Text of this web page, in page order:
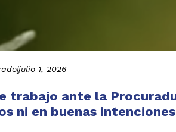
|julio 1, 2026
trabajo ante la
ni en buenas